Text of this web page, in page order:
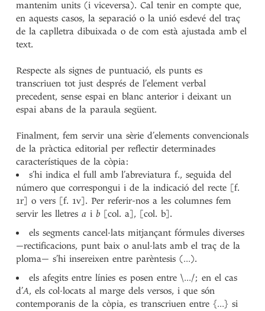
mantenim units (i viceversa). Cal tenir en compte que,
en aquests casos, la separació o la unió esdevé del traç
de la caplletra dibuixada o de com està ajustada amb el
text.
Respecte als signes de puntuació, els punts es
transcriuen tot just després de l’element verbal
precedent, sense espai en blanc anterior i deixant un
espai abans de la paraula següent.
Finalment, fem servir una sèrie d’elements convencionals
de la pràctica editorial per reflectir determinades
característiques de la còpia:
s’hi indica el full amb l’abreviatura f., seguida del
número que correspongui i de la indicació del recte [f.
1r] o vers [f. 1v]. Per referir-nos a les columnes fem
servir les lletresa ib [col. a], [col. b].
els segments cancel·lats mitjançant fórmules diverses
—rectificacions, punt baix o anul·lats amb el traç de la
ploma— s’hi insereixen entre parèntesis (…).
els afegits entre línies es posen entre \…/; en el cas
d’A, els col·locats al marge dels versos, i que són
contemporanis de la còpia, es transcriuen entre {…} si